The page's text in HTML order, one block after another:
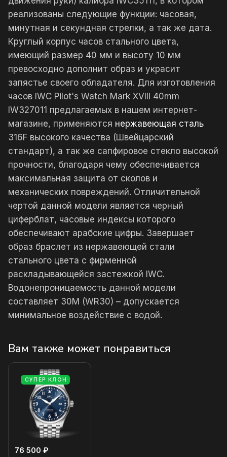
реализованы следующие функции: часовая,
минутная и секундная стрелки, а так же дата.
Круглый корпус часов стального цвета,
имеющий размер 40 мм и высоту 10 мм
превосходно дополнит образ и украсит
запястье своего обладателя. Для изготовления
часов IWC Pilot's Watch Mark XVIII 40mm
IW327011 предлагаемых в нашем интернет-
магазине, применяются нержавеющая сталь
316F высокого качества (Швейцарский
стандарт), а так же сапфировое стекло высокой
прочности, благодаря чему обеспечивается
максимальная защита от сколов и
механических повреждений. Отличительной
чертой данной модели является черный
циферблат, часовые индексы которого
обеспечивают арабские цифры. Завершает
образ браслет из нержавеющей стали
стального цвета с фирменной
раскладывающейся застежкой IWC.
Водонепроницаемость данной модели
составляет 30М (WR30) – допускается
минимальное воздействие с водой.
Вам также может понравиться
СУПЕР КЛОН
76 500 ₽